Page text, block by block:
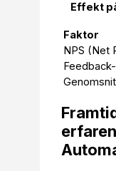
Effekt
Faktor